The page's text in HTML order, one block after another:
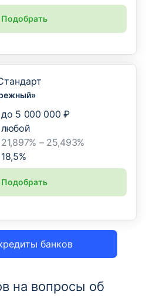
банков
Подобрать
до 5 000 000 ₽
любой
21,897% – 25,493%
18,5%
Подобрать
на вопросы об